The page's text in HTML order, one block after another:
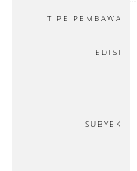
TIPE PEMBAWA
EDISI
SUBYEK